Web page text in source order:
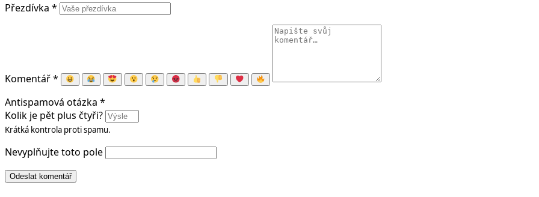
Přezdívka *
Komentář*
Antispamová otázka *
Kolik je pět plus čtyři?
Krátká kontrola proti spamu.
Nevyplňujte toto pole
Odeslat komentář